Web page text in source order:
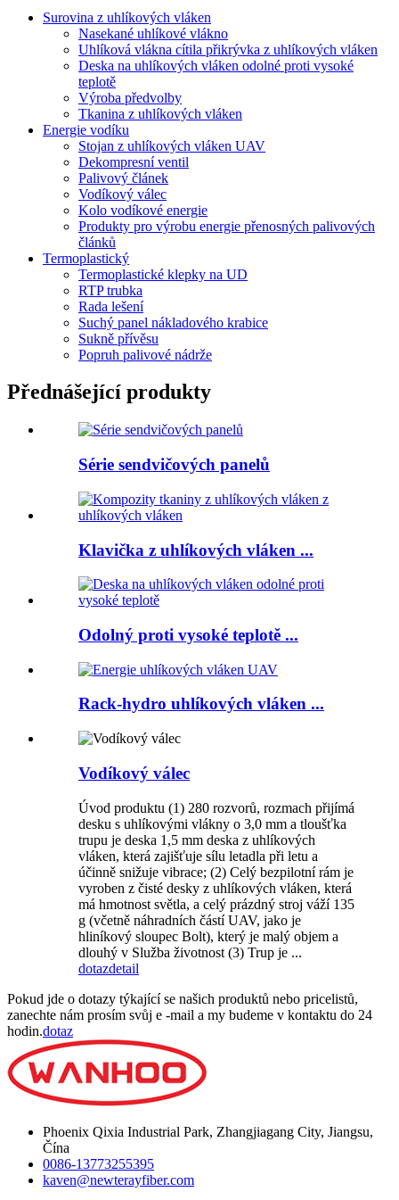
Surovina z uhlíkových vláken
Nasekané uhlíkové vlákno
Uhlíková vlákna cítila přikrývka z uhlíkových vláken
Deska na uhlíkových vláken odolné proti vysoké
teplotě
Výroba předvolby
Tkanina z uhlíkových vláken
Energie vodíku
Stojan z uhlíkových vláken UAV
Dekompresní ventil
Palivový článek
Vodíkový válec
Kolo vodíkové energie
Produkty pro výrobu energie přenosných palivových
článků
Termoplastický
Termoplastické klepky na UD
RTP trubka
Rada lešení
Suchý panel nákladového krabice
Sukně přívěsu
Popruh palivové nádrže
Přednášející produkty
Série sendvičových panelů
Klavička z uhlíkových vláken ...
Odolný proti vysoké teplotě ...
Rack-hydro uhlíkových vláken ...
Vodíkový válec
Úvod produktu (1) 280 rozvorů, rozmach přijímá
desku s uhlíkovými vlákny o 3,0 mm a tloušťka
trupu je deska 1,5 mm deska z uhlíkových
vláken, která zajišťuje sílu letadla při letu a
účinně snižuje vibrace; (2) Celý bezpilotní rám je
vyroben z čisté desky z uhlíkových vláken, která
má hmotnost světla, a celý prázdný stroj váží 135
g (včetně náhradních částí UAV, jako je
hliníkový sloupec Bolt), který je malý objem a
dlouhý v Služba životnost (3) Trup je ...
dotazdetail
Pokud jde o dotazy týkající se našich produktů nebo pricelistů,
zanechte nám prosím svůj e -mail a my budeme v kontaktu do 24
hodin.dotaz
Phoenix Qixia Industrial Park, Zhangjiagang City, Jiangsu,
Čína
0086-13773255395
kaven@newterayfiber.com